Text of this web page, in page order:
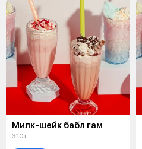
Милк-шейк бабл гам
310 г